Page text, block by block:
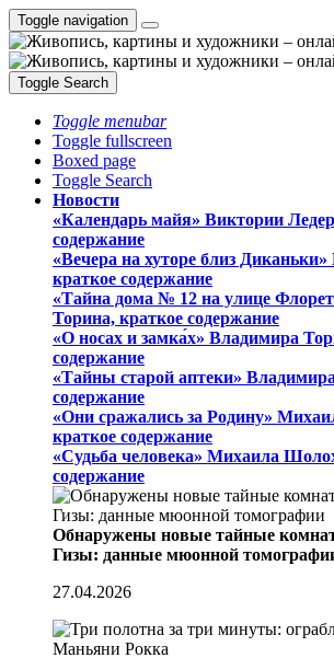
Toggle navigation
Toggle Search
Toggle menubar
Toggle fullscreen
Boxed page
Toggle Search
Новости
«Календарь майя» Виктории
содержание
«Вечера на хуторе близ
краткое содержание
«Тайна дома № 12 на улице
Торина, краткое содержание
«О носах и замка́х» Владимира
содержание
«Тайны старой аптеки»
содержание
«Они сражались за Родину»
краткое содержание
«Судьба человека» Михаила
содержание
Обнаружены новые тайные
Гизы: данные мюонной
27.04.2026